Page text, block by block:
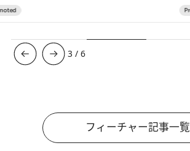
3 /6
フィーチャー記事一覧